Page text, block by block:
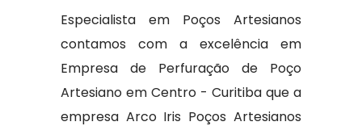
Especialista em Poços Artesianos
contamos com a excelência em
Empresa de Perfuração de Poço
Artesiano em Centro - Curitiba que a
empresa Arco Iris Poços Artesianos